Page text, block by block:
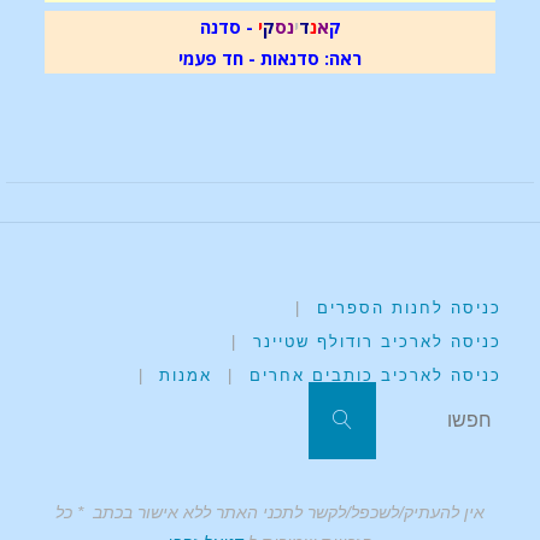
קאנדינסקי - סדנה
ראה: סדנאות - חד פעמי
כניסה לחנות הספרים
|
כניסה לארכיב רודולף שטיינר
|
כניסה לארכיב כותבים אחרים
| אמנות |
אין להעתיק/לשכפל/לקשר לתכני האתר ללא אישור בכתב * כל